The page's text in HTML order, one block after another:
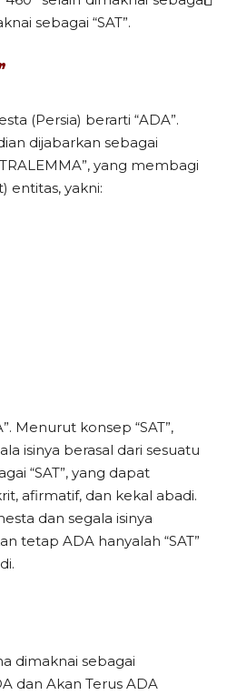
sebagai “SAT”.
(Persia) berarti “ADA”.
dijabarkan sebagai
yang membagi
entitas, yakni:
Menurut konsep “SAT”,
isinya berasal dari sesuatu
“SAT”, yang dapat
afirmatif, dan kekal abadi.
dan segala isinya
tetap ADA hanyalah “SAT”
dimaknai sebagai
dan Akan Terus ADA